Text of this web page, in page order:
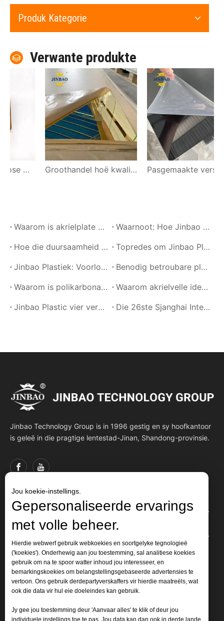
Produk Kategorie
Verwante produkte
Groothandel hoë kwaliteit buigsame gegote spieël akriel plastiekplaat Pasgemaakte verskillende diktes silwer klere 3mm spieël gegote akrielblad
Waarom is akrielplate perfek vir kleinhandeluitstallings?
Waarnoot: Hoe Jinbao Technology Group die voorkeurverskaffer van PVC-skuimbord vir die Filippyne geword het
Hoe die duursaamheid van akrielplate die lewensduur van kl916f8a0057beeb6=PVC Kabinet Raad
Topredes om Jinbao Plastiek vir akrielplate te kies
Jinbao Plastiek: Voorloper in die Vervaardiging van Akrielplate
Benodig betroubare plastiekplaatoplossings? Kyk hoe Jinbao Plastics aan jou behoeftes voldoen!
Waarom is polikarbonaatplate noodsaaklik vir beskermende hindernisse?
Waarom akrielvelle ideaal is vir naamborde en uitstallings?
Jinbao Plastic vier verbindings by die 27ste Grafiese Ekspo Filippyne 2024
Die 26ste Sjanghai Internasionale advertensie- en tekentegnologie- en toerustinguitstalling
Jinbao Technology Group is in 1996 gestig en sy hoofkantoor
is geleë in die pragtige lentestad-Jinan, Shandong-provinsie.
Vinnige skakels
Kontak ons
E-pos:jinbao@jinbaoplastic.com
Tel: +86-13969152622
Jou koekie-instellings.
Gepersonaliseerde ervarings
met volle beheer.
Hierdie webwerf gebruik webkoekies en soortgelyke tegnologieë
('koekies'). Onderhewig aan jou toestemming, sal analitiese koekies
gebruik om na te spoor watter inhoud jou interesseer, en
bemarkingskoekies om belangstellingsgebaseerde advertensies te
vertoon. Ons gebruik derdepartyverskaffers vir hierdie maatreëls, wat
ook die data vir hul eie doeleindes kan gebruik.
Jy gee jou toestemming deur 'Aanvaar alles' te klik of deur jou
individuele instellings toe te pas. Jou data kan dan ook in derde lande